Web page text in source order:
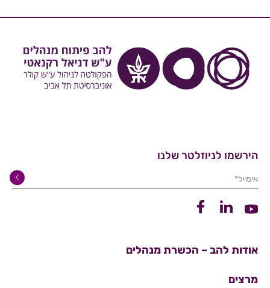
הירשמו לניוזלטר שלנו
אימייל*
קישור ליוטיובקישור ללינקדיןקישור לפייסבוק
אודות להב – הכשרת מנהלים
מרצים